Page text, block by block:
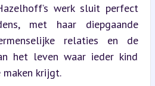
werk sluit perfect
met haar diepgaande
relaties en de
het leven waar ieder kind
krijgt.